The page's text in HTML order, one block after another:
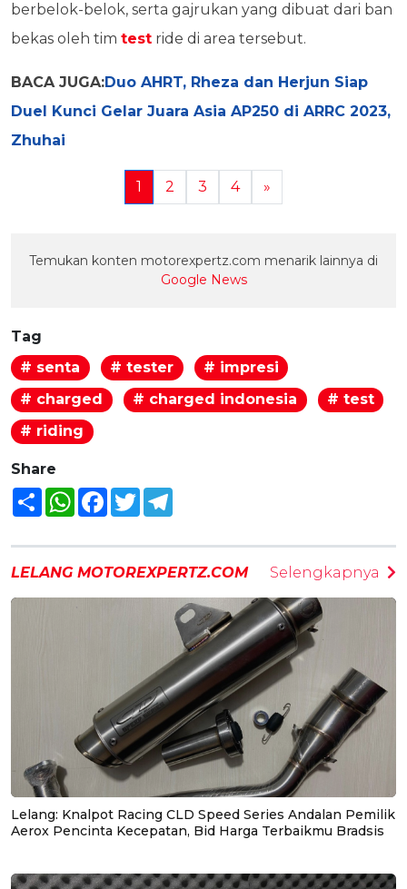
berbelok-belok, serta gajrukan yang dibuat dari ban
bekas oleh tim test ride di area tersebut.
BACA JUGA:Duo AHRT, Rheza dan Herjun Siap
Duel Kunci Gelar Juara Asia AP250 di ARRC 2023,
Zhuhai
1 2 3 4 »
Temukan konten motorexpertz.com menarik lainnya di
Google News
Tag
# senta
# tester
# impresi
# charged
# charged indonesia
# test
# riding
Share
Share WhatsAppFacebook
Twitter
LELANG MOTOREXPERTZ.COM Selengkapnya
Lelang: Knalpot Racing CLD Speed Series Andalan Pemilik
Aerox Pencinta Kecepatan, Bid Harga Terbaikmu Bradsis